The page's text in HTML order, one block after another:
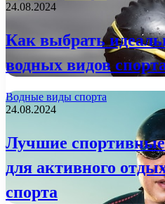
24.08.2024
Как выбрать
водных видов
Водные виды спорта
24.08.2024
Лучшие
для активного
спорта